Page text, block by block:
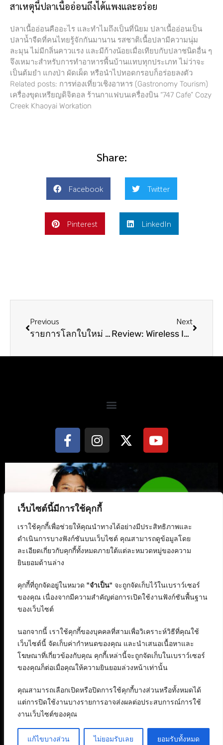
เว็บไซต์นี้มีการใช้คุกกี้
เราใช้คุกกี้เพื่อช่วยให้คุณนำทางได้อย่างมีประสิทธิภาพและ
ดำเนินการบางฟังก์ชันบนเว็บไซต์ คุณสามารถดูข้อมูลโดย
ละเอียดเกี่ยวกับคุกกี้ทั้งหมดภายใต้แต่ละหมวดหมู่ของความ
ยินยอมด้านล่าง
คุกกี้ที่ถูกจัดอยู่ในหมวด "จำเป็น" จะถูกจัดเก็บไว้ในเบราว์เซอร์
ของคุณ เนื่องจากมีความสำคัญต่อการเปิดใช้งานฟังก์ชันพื้นฐาน
ของเว็บไซต์
นอกจากนี้ เราใช้คุกกี้ของบุคคลที่สามเพื่อวิเคราะห์วิธีที่คุณใช้
เว็บไซต์นี้ จัดเก็บค่ากำหนดของคุณ และนำเสนอเนื้อหาและ
โฆษณาที่เกี่ยวข้องกับคุณ คุกกี้เหล่านี้จะถูกจัดเก็บในเบราว์เซอร์
ของคุณก็ต่อเมื่อคุณให้ความยินยอมล่วงหน้าเท่านั้น
คุณสามารถเลือกเปิดหรือปิดการใช้คุกกี้บางส่วนหรือทั้งหมดได้
แต่การปิดใช้งานบางรายการอาจส่งผลต่อประสบการณ์การใช้
งานเว็บไซต์ของคุณ
แก้ไขบางส่วน ไม่ยอมรับเลย ยอมรับทั้งหมด
สาเหตุนี้ปลาเนื้ออ่อนถึงได้แพงและอร่อย
ปลาเนื้ออ่อนคืออะไร และทำไมถึงเป็นที่นิยม ปลาเนื้ออ่อนเป็น
ปลาน้ำจืดที่คนไทยรู้จักกันมานาน รสชาติเนื้อปลามีความนุ่ม
ละมุน ไม่มีกลิ่นคาวแรง และมีก้างน้อยเมื่อเทียบกับปลาชนิดอื่น ๆ
จึงเหมาะสำหรับการทำอาหารพื้นบ้านแทบทุกประเภท ไม่ว่าจะ
เป็นต้มยำ แกงป่า ผัดเผ็ด หรือนำไปทอดกรอบก็อร่อยลงตัว
Related posts: การท่องเที่ยวเชิงอาหาร (Gastronomy Tourism)
เครื่องขุดเหรียญดิจิตอล ร้านกาแฟบนเครื่องบิน “747 Cafe” Cozy
Creek Khaoyai Workation
Share:
Facebook Twitter
Pinterest LinkedIn
Previous
รายการโลกใบใหม่ EP105 Easy Tokyo
Next
Review: Wireless IP Camera P2P
สงวนลิขสิทธิ์ © 2568 : บริษัท อิทธิภัทร เอเจนซี่ จำกัด
ติดต่อลงบทความ